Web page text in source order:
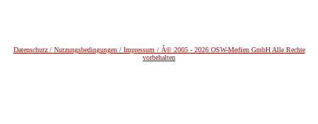
Datenschutz / Nutzungsbedingungen / Impressum / Â© 2005 - 2026 OSW-Medien GmbH Alle Rechte
vorbehalten